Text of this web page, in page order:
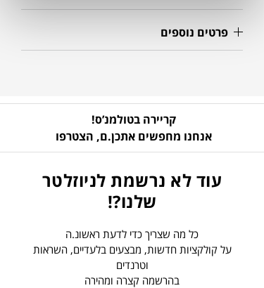
פרטים נוספים
קריירה בטולמנ’ס!
אנחנו מחפשים אתכן.ם, הצטרפו
עוד לא נרשמת לניוזלטר
שלנו?!
כל מה שצריך כדי לדעת ראשונ.ה
על קולקציות חדשות, מבצעים בלעדיים, השראות
וטרנדים
בהרשמה קצרה ומהירה